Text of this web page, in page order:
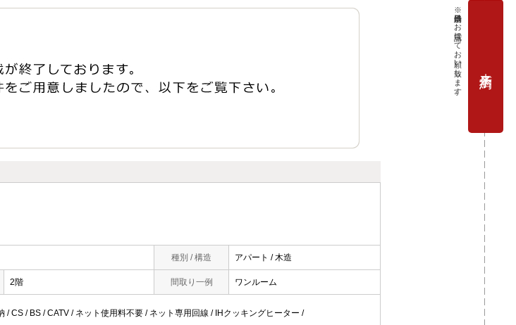
種別 / 構造 アパート / 木造
2階 間取り一例 ワンルーム
/ CS / BS / CATV / ネット使用料不要 / ネット専用回線 / IHクッキングヒーター /
※当日予約はお電話にてお願い致します。